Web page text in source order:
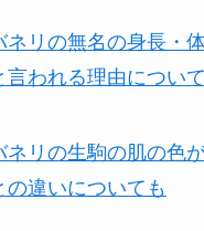
ネリの無名の身長・
言われる理由につい
ネリの生駒の肌の色
の違いについても